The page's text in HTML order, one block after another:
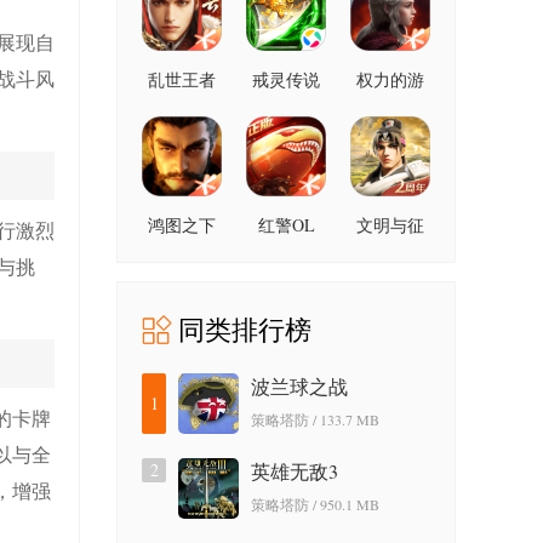
现自
斗风
激烈
挑
卡牌
与全
增强
乱世王者 戒灵传说
权力的游
至
鸿图之下 红警OL
文明与征
同类排行榜
1
波兰球之战
策略塔防 / 133.7 MB
2 英雄无敌3
策略塔防 / 950.1 MB